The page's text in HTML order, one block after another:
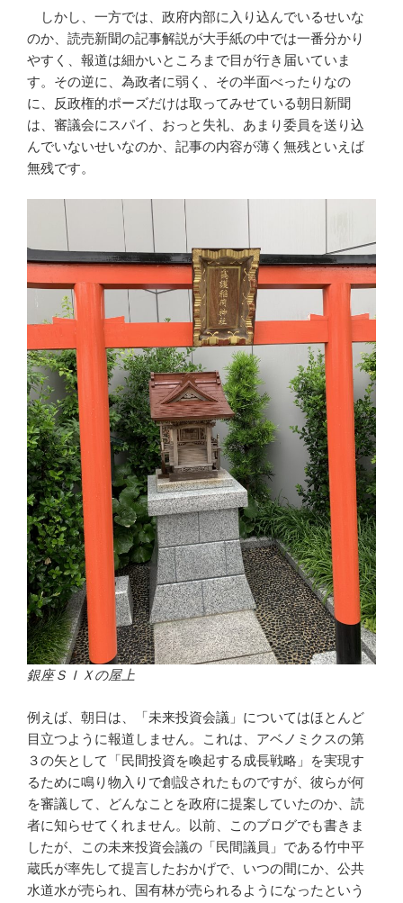
しかし、一方では、政府内部に入り込んでいるせいな
のか、読売新聞の記事解説が大手紙の中では一番分かり
やすく、報道は細かいところまで目が行き届いていま
す。その逆に、為政者に弱く、その半面べったりなの
に、反政権的ポーズだけは取ってみせている朝日新聞
は、審議会にスパイ、おっと失礼、あまり委員を送り込
んでいないせいなのか、記事の内容が薄く無残といえば
無残です。
銀座ＳＩＸの屋上
例えば、朝日は、「未来投資会議」についてはほとんど
目立つように報道しません。これは、アベノミクスの第
３の矢として「民間投資を喚起する成長戦略」を実現す
るために鳴り物入りで創設されたものですが、彼らが何
を審議して、どんなことを政府に提案していたのか、読
者に知らせてくれません。以前、このブログでも書きま
したが、この未来投資会議の「民間議員」である竹中平
蔵氏が率先して提言したおかげで、いつの間にか、公共
水道水が売られ、国有林が売られるようになったという